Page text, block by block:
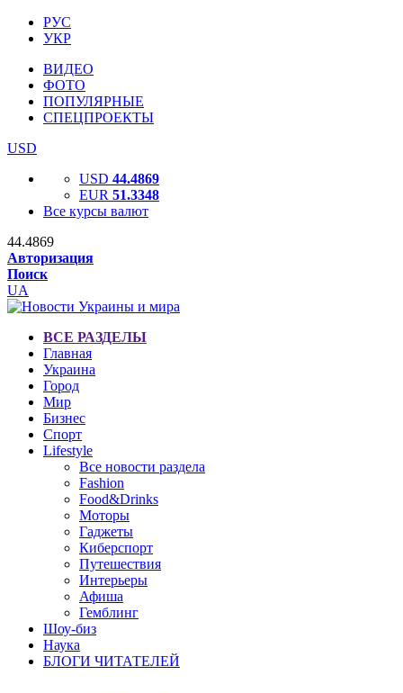
РУС
УКР
ВИДЕО
ФОТО
ПОПУЛЯРНЫЕ
СПЕЦПРОЕКТЫ
USD
USD 44.4869
EUR 51.3348
Все курсы валют
44.4869
Авторизация
Поиск
UA
ВСЕ РАЗДЕЛЫ
Главная
Украина
Город
Мир
Бизнес
Спорт
Lifestyle
Все новости раздела
Fashion
Food&Drinks
Моторы
Гаджеты
Киберспорт
Путешествия
Интерьеры
Афиша
Гемблинг
Шоу-биз
Наука
БЛОГИ ЧИТАТЕЛЕЙ